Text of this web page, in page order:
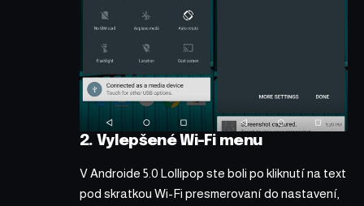
2. Vylepšené Wi-Fi menu
V Androide 5.0 Lollipop ste boli po kliknutí na text
pod skratkou Wi-Fi presmerovaní do nastavení,